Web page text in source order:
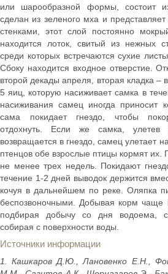
или шарообразной формы, состоит
сделан из зеленого мха и
стенками, этот слой постоянно
находится лоток, свитый из нежных
среди которых встречаются сухие
Сбоку находится входное отверстие.
второй декады апреля, вторая кладка –
5 яиц, которую насиживает самка в
насиживания самец иногда
сама покидает гнездо, чтобы
отдохнуть. Если же самка,
возвращается в гнездо, самец улетает
птенцов обе взрослые птицы кормят их.
не менее трех недель. Покидают
течение 1-2 дней выводок держится
кочуя в дальнейшем по реке. Оляпка
беспозвоночными. Добывая корм чаще
подбирая добычу со дня водоема,
собирая с поверхности воды.
Источники информации
1. Кашкаров Д.Ю., Лановенко Е.Н.,